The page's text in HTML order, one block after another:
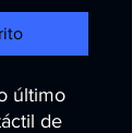
último
de